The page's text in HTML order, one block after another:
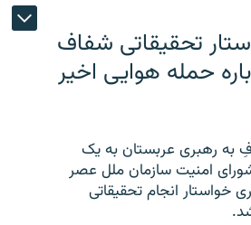
تحقیقاتی شفاف
حمله هوایی اخیر
به رهبری عربستان به یک
امنیت سازمان ملل عصر
انجام تحقیقاتی